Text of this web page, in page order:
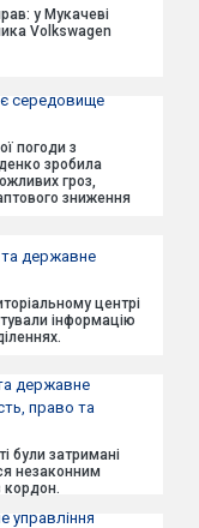
у Мукачеві
Volkswagen
середовище
погоди з
зробила
гроз,
зниження
та державне
центрі
інформацію
державне
право та
були затримані
незаконним
кордон.
управління